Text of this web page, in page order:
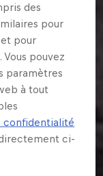
des
pour
pour
pouvez
paramètres
à tout
confidentialité
ci-